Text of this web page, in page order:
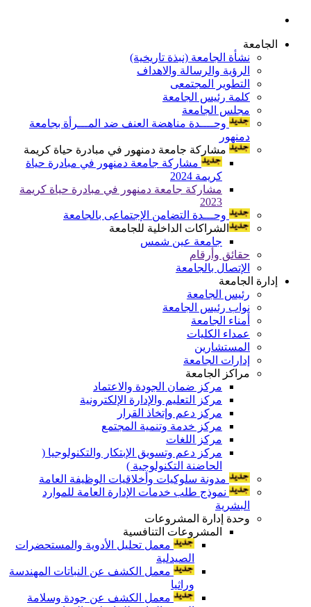
الجامعة
نشأة الجامعة (نبذة تاريخية)
الرؤية والرسالة والاهداف
التطوير المجتمعى
كلمة رئيس الجامعة
مجلس الجامعة
وحــــدة مناهضة العنف ضد المـــرأة بجامعة
دمنهور
مشاركة جامعة دمنهور في مبادرة حياة كريمة
مشاركة جامعة دمنهور في مبادرة حياة
كريمة 2024
مشاركة جامعة دمنهور في مبادرة حياة كريمة
2023
وحـــدة التضامن الإجتماعى بالجامعة
الشراكات الداخلية للجامعة
جامعة عين شمس
حقائق وأرقام
الإتصال بالجامعة
إدارة الجامعة
رئيس الجامعة
نواب رئيس الجامعة
أمناء الجامعة
عمداء الكليات
المستشارين
إدارات الجامعة
مراكز الجامعة
مركز ضمان الجودة والاعتماد
مركز التعليم والإدارة الإلكترونية
مركز دعم وإتخاذ القرار
مركز خدمة وتنمية المجتمع
مركز اللغات
مركز دعم وتسويق الإبتكار والتكنولوجيا (
الحاضنة التكنولوجية )
مدونة سلوكيات وأخلاقيات الوظيفة العامة
نموذج طلب خدمات الإدارة العامة للموارد
البشرية
وحدة إدارة المشروعات
المشروعات التنافسية
معمل تحليل الأدوية والمستحضرات
الصيدلية
معمل الكشف عن النباتات المهندسة
وراثيا
معمل الكشف عن جودة وسلامة